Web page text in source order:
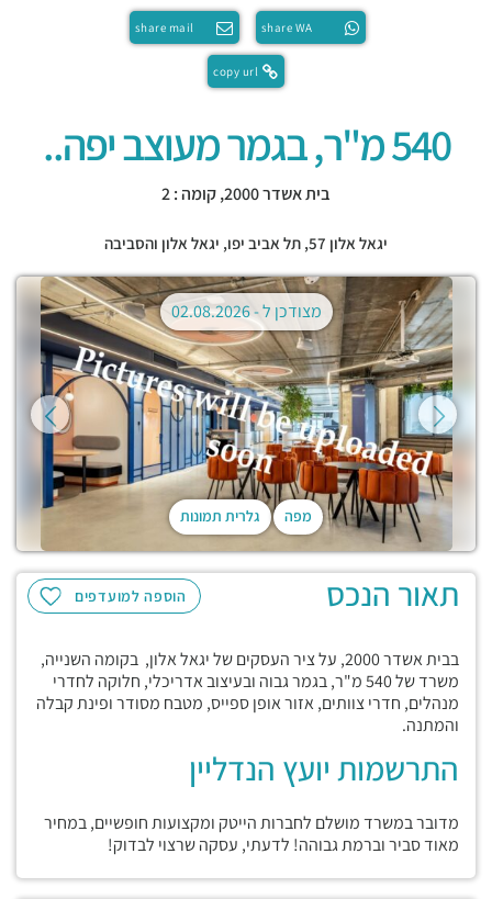
share WA
share mail
copy url
540 מ"ר, בגמר מעוצב יפה..
בית אשדר 2000, קומה : 2
יגאל אלון 57, תל אביב יפו, יגאל אלון והסביבה
מפה גלרית תמונות
מצודכן ל -02.08.2026
הוספה למועדפים תאור הנכס
בבית אשדר 2000, על ציר העסקים של יגאל אלון, בקומה השנייה,
משרד של 540 מ"ר, בגמר גבוה ובעיצוב אדריכלי, חלוקה לחדרי
מנהלים, חדרי צוותים, אזור אופן ספייס, מטבח מסודר ופינת קבלה
והמתנה.
התרשמות יועץ הנדליין
מדובר במשרד מושלם לחברות הייטק ומקצועות חופשיים, במחיר
מאוד סביר וברמת גבוהה! לדעתי, עסקה שרצוי לבדוק!